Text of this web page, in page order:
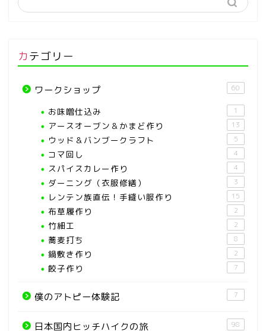
カテゴリー
ワークショップ 60
お味噌仕込み 1
アースオーブン＆かまど作り 13
ウッド＆バンブークラフト 5
コマ回し 4
スパイスカレー作り 4
ダーニング（衣服修繕） 3
レンテン族直伝！手縫い服作り 15
布草履作り 2
竹細工 2
蕎麦打ち 8
鍋敷き作り 2
餃子作り 7
僕のアトピー体験記 7
日本国内ヒッチハイクの旅 98